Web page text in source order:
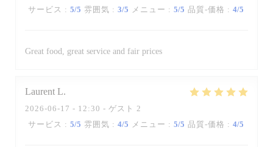
サービス : 5/5 雰囲気 : 3/5 メニュー : 5/5 品質-価格 : 4/5
Great food, great service and fair prices
Laurent L
2026-06-17 - 12:30 - ゲスト 2
サービス : 5/5 雰囲気 : 4/5 メニュー : 5/5 品質-価格 : 4/5